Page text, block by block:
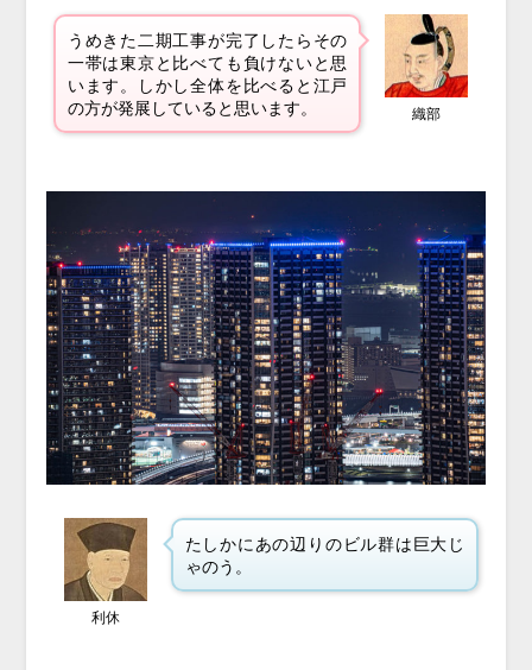
うめきた二期工事が完了したらその
一帯は東京と比べても負けないと思
います。しかし全体を比べると江戸
の方が発展していると思います。
織部
利休
たしかにあの辺りのビル群は巨大じ
ゃのう。